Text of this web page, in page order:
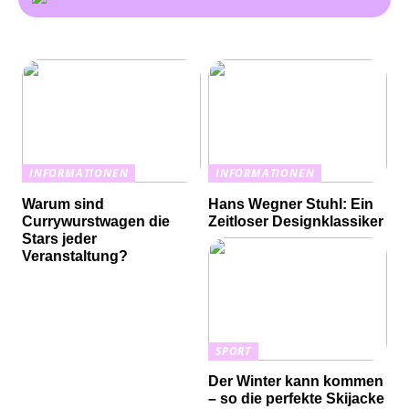
INFORMATIONEN
Warum sind
Currywurstwagen die
Stars jeder
Veranstaltung?
INFORMATIONEN
Hans Wegner Stuhl: Ein
Zeitloser Designklassiker
SPORT
Der Winter kann kommen
– so die perfekte Skijacke